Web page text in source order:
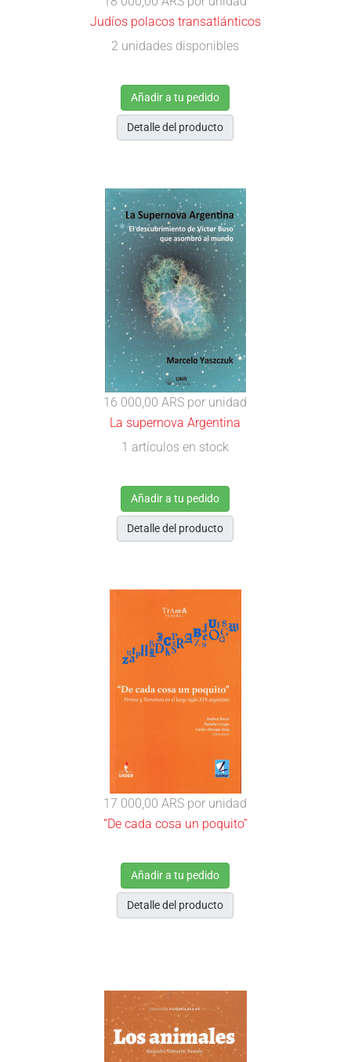
Judíos polacos transatlánticos
2 unidades disponibles
Añadir a tu pedido
Detalle del producto
16 000,00 ARS por unidad
La supernova Argentina
1 artículos en stock
Añadir a tu pedido
Detalle del producto
17 000,00 ARS por unidad
“De cada cosa un poquito”
Añadir a tu pedido
Detalle del producto